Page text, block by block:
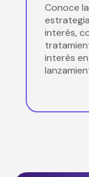
Conoce
interés,
interés